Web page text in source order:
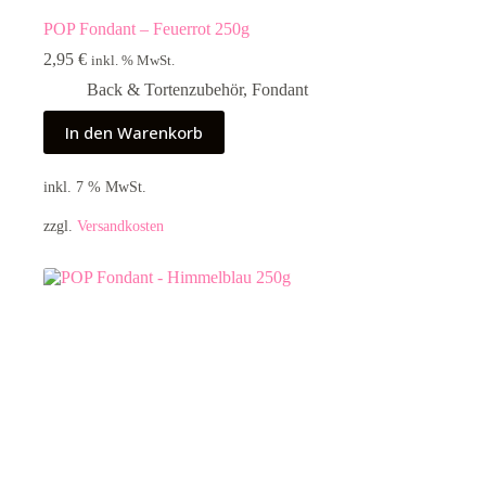
POP Fondant – Feuerrot 250g
2,95 € inkl. % MwSt.
Back & Tortenzubehör, Fondant
In den Warenkorb
inkl. 7 % MwSt.
zzgl. Versandkosten